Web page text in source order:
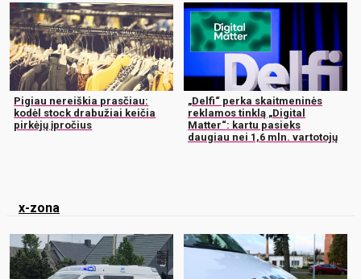
Pigiau nereiškia prasčiau:
kodėl stock drabužiai keičia
pirkėjų įpročius
„Delfi“ perka skaitmeninės
reklamos tinklą „Digital
Matter“: kartu pasieks
daugiau nei 1,6 mln. vartotojų
x-zona